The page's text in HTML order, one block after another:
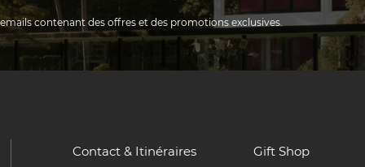
contenant des offres et des promotions exclusives.
Contact & Itinéraires Gift Shop